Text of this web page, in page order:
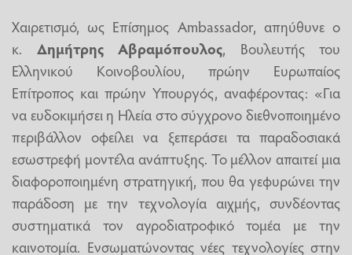
Χαιρετισμό, ως Επίσημος Ambassador, απηύθυνε ο
κ. Δημήτρης Αβραμόπουλος, Βουλευτής του
Ελληνικού Κοινοβουλίου, πρώην Ευρωπαίος
Επίτροπος και πρώην Υπουργός, αναφέροντας: «Για
να ευδοκιμήσει η Ηλεία στο σύγχρονο διεθνοποιημένο
περιβάλλον οφείλει να ξεπεράσει τα παραδοσιακά
εσωστρεφή μοντέλα ανάπτυξης. Το μέλλον απαιτεί μια
διαφοροποιημένη στρατηγική, που θα γεφυρώνει την
παράδοση με την τεχνολογία αιχμής, συνδέοντας
συστηματικά τον αγροδιατροφικό τομέα με την
καινοτομία. Ενσωματώνοντας νέες τεχνολογίες στην